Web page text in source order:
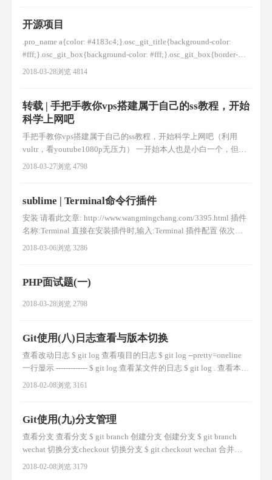
开源项目
.pro_name a{color: #4183c4;}.osc_git_title{background-color:
#fff;}.osc_git_box{background-color: #fff;}.osc_git_box{border-
color: #E3E9ED;}.osc_git_info{color: #666;}.osc_git_mai
2018-03-28浏览 4814
转载 | 手把手教你vps搭建属于自己的ss教程，开始
科学上网吧
手把手教你vps搭建属于自己的ss教程，开始科学上网吧（利用
vultr，看youtube1080p无压力） ​​一开始本人也是小白一个，但是
之前用过各种fq方法，都不是很理想，前些天终于开始搭建自己
putty无法连接 现象，可
2018-03-27浏览 4798
sublime | Terminal命令行插件
安装 请看此文章: http://www.wangmingchang.com/3395.html 插件
名称:Terminal 直接在安装插件时,输入:Terminal 插件配置 依次打
开: Preference----package settings----terminal----settings-user 在打开
2018-03-06浏览 3286
PHP面试题(一)
2018-03-28浏览 2798
Git使用(八)日志查看与版本切换
查看改动日志 $ git log 查看项目的日志 $ git log --pretty=oneline
一行显示 ------------- $ git log 查看某文件的日志 $ git log . 查看本目
录的日志 版本切换 版本号切换 $ git reset --hard 版本号 查看操作
2018-02-08浏览 3161
Git使用(九)分支管理
查看分支 查看分支 $ git branch 创建分支 创建分支 $ git branch
wechat 切换分支checkout 切换分支 $ git checkout wechat 合并分
支merge 合并分支,先切换到master $ git merge wechat 删除分支-d
2018-02-08浏览 3179